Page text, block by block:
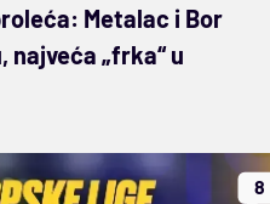
Metalac i Bor
najveća „frka“ u
8